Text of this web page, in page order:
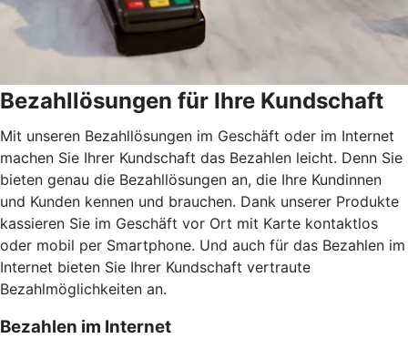
Bezahllösungen für Ihre Kundschaft
Mit unseren Bezahllösungen im Geschäft oder im Internet
machen Sie Ihrer Kundschaft das Bezahlen leicht. Denn Sie
bieten genau die Bezahllösungen an, die Ihre Kundinnen
und Kunden kennen und brauchen. Dank unserer Produkte
kassieren Sie im Geschäft vor Ort mit Karte kontaktlos
oder mobil per Smartphone. Und auch für das Bezahlen im
Internet bieten Sie Ihrer Kundschaft vertraute
Bezahlmöglichkeiten an.
Bezahlen im Internet